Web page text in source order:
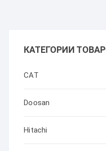
КАТЕГОРИИ
CAT
Doosan
Hitachi